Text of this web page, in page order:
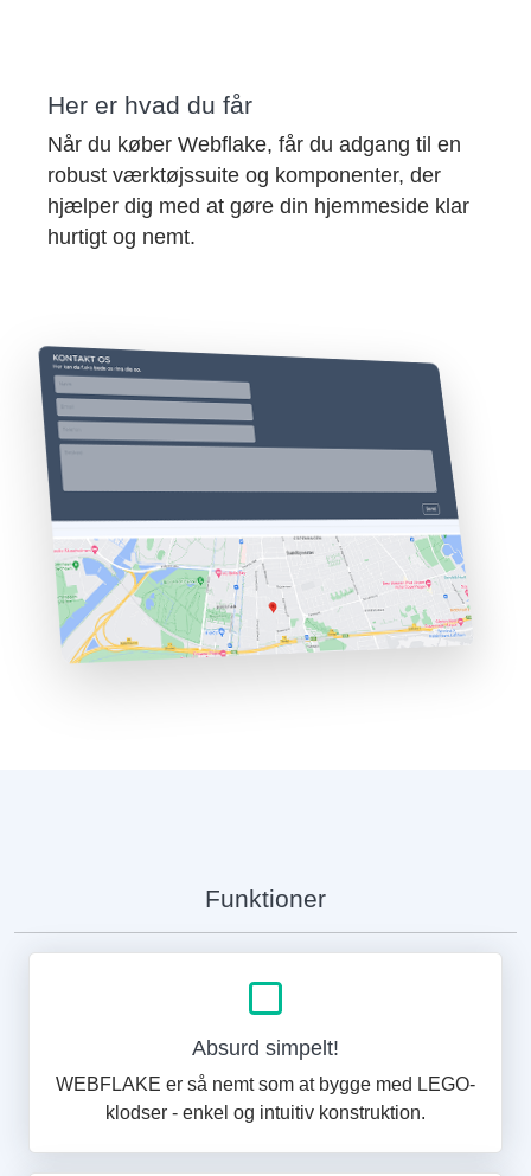
Her er hvad du får
Når du køber Webflake, får du adgang til en
robust værktøjssuite og komponenter, der
hjælper dig med at gøre din hjemmeside klar
hurtigt og nemt.
Funktioner
Absurd simpelt!
WEBFLAKE er så nemt som at bygge med LEGO-
klodser - enkel og intuitiv konstruktion.